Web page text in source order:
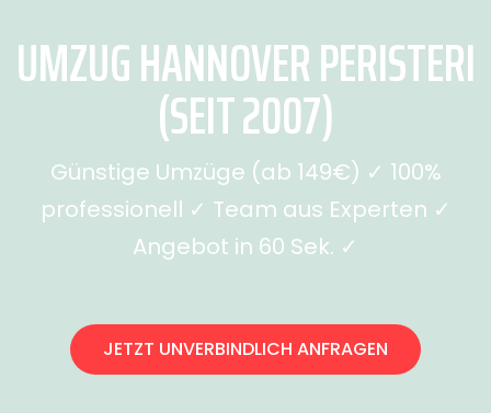
UMZUG HANNOVER PERISTERI
(SEIT 2007)
Günstige Umzüge (ab 149€) ✓ 100%
professionell ✓ Team aus Experten ✓
Angebot in 60 Sek. ✓
JETZT UNVERBINDLICH ANFRAGEN